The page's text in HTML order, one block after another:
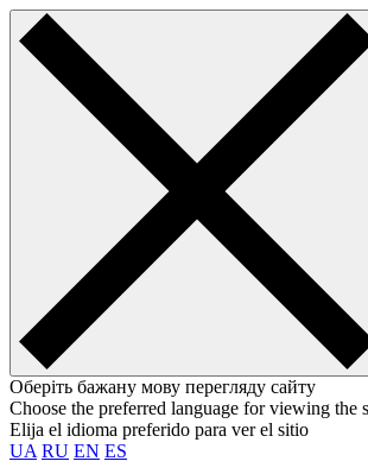
Оберіть бажану мову перегляду сайту
Choose the preferred language for viewing the
Elija el idioma preferido para ver el sitio
UA RU EN ES